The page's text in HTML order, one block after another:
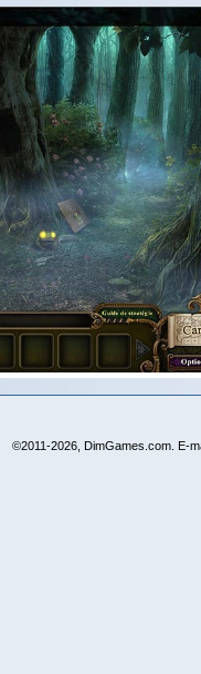
©2011-2026, DimGames.com. E-